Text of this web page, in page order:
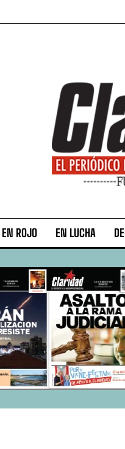
EN ROJO EN LUCHA